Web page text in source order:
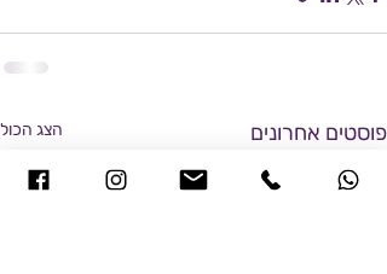
פוסטים אחרונים הצג הכול